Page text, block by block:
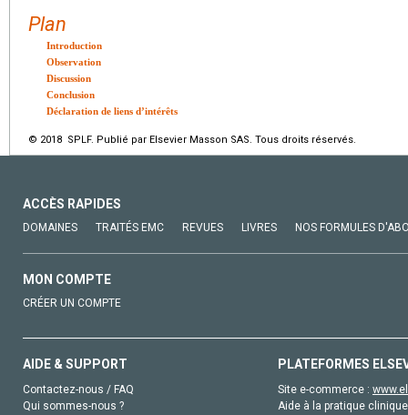
Plan
Introduction
Observation
Discussion
Conclusion
Déclaration de liens d’intérêts
© 2018 SPLF. Publié par Elsevier Masson SAS. Tous droits réservés.
ACCÈS RAPIDES
DOMAINES TRAITÉS EMC REVUES LIVRES NOS FORMULES
MON COMPTE
CRÉER UN COMPTE
AIDE & SUPPORT
Contactez-nous / FAQ
Qui sommes-nous ?
PLATEFORMES
Site e-commerce :
Aide à la pratique